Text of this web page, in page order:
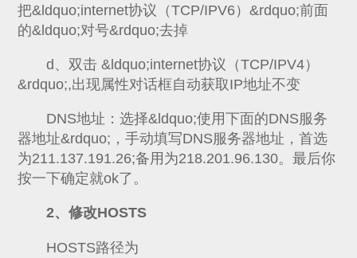
把&ldquo;internet协议（TCP/IPV6）&rdquo;前面
的&ldquo;对号&rdquo;去掉
d、双击 &ldquo;internet协议（TCP/IPV4）
&rdquo;,出现属性对话框自动获取IP地址不变
DNS地址：选择&ldquo;使用下面的DNS服务
器地址&rdquo;，手动填写DNS服务器地址，首选
为211.137.191.26;备用为218.201.96.130。最后你
按一下确定就ok了。
2、修改HOSTS
HOSTS路径为